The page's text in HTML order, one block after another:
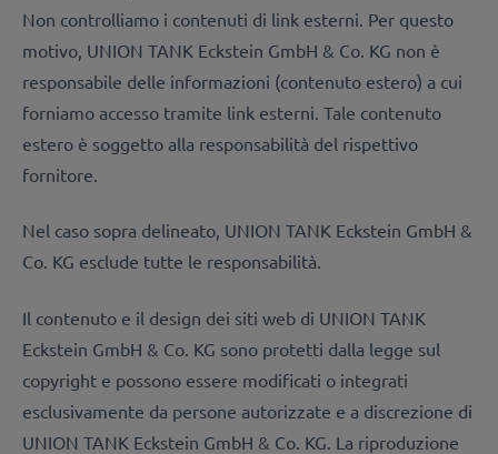
Non controlliamo i contenuti di link esterni. Per questo
motivo, UNION TANK Eckstein GmbH & Co. KG non è
responsabile delle informazioni (contenuto estero) a cui
forniamo accesso tramite link esterni. Tale contenuto
estero è soggetto alla responsabilità del rispettivo
fornitore.
Nel caso sopra delineato, UNION TANK Eckstein GmbH &
Co. KG esclude tutte le responsabilità.
Il contenuto e il design dei siti web di UNION TANK
Eckstein GmbH & Co. KG sono protetti dalla legge sul
copyright e possono essere modificati o integrati
esclusivamente da persone autorizzate e a discrezione di
UNION TANK Eckstein GmbH & Co. KG. La riproduzione